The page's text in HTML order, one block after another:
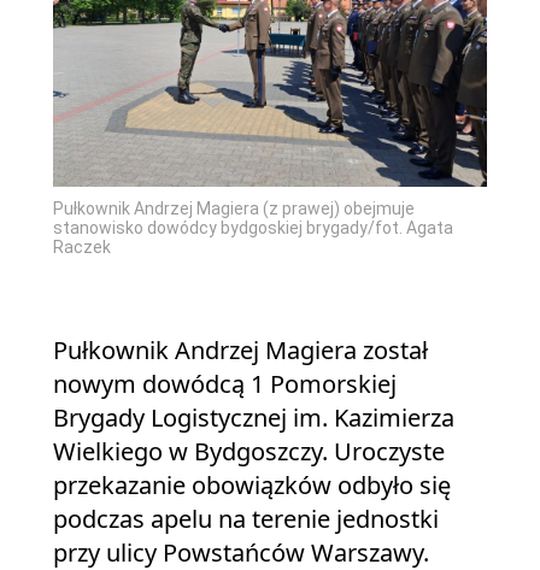
Pułkownik Andrzej Magiera (z prawej) obejmuje
stanowisko dowódcy bydgoskiej brygady/fot. Agata
Raczek
Pułkownik Andrzej Magiera został
nowym dowódcą 1 Pomorskiej
Brygady Logistycznej im. Kazimierza
Wielkiego w Bydgoszczy. Uroczyste
przekazanie obowiązków odbyło się
podczas apelu na terenie jednostki
przy ulicy Powstańców Warszawy.